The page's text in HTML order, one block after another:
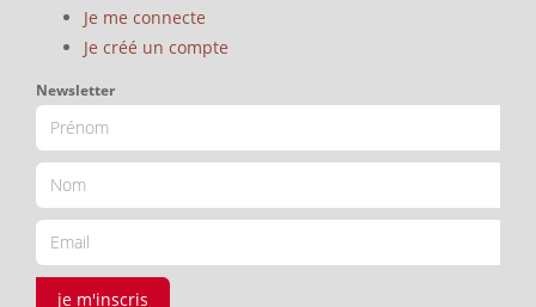
Je me connecte
Je créé un compte
Newsletter
je m'inscris